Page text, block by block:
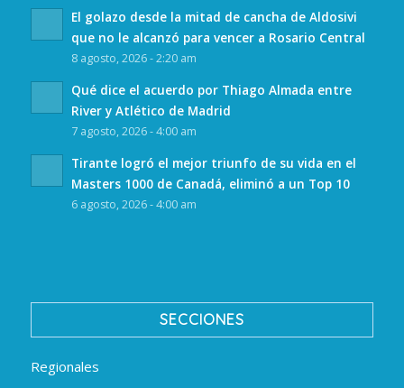
El golazo desde la mitad de cancha de Aldosivi
que no le alcanzó para vencer a Rosario Central
8 agosto, 2026 - 2:20 am
Qué dice el acuerdo por Thiago Almada entre
River y Atlético de Madrid
7 agosto, 2026 - 4:00 am
Tirante logró el mejor triunfo de su vida en el
Masters 1000 de Canadá, eliminó a un Top 10
6 agosto, 2026 - 4:00 am
SECCIONES
Regionales